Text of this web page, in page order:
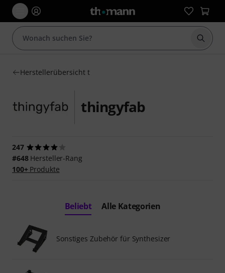
Suche
Herstellerübersicht t
thingyfab
247
#648Hersteller-Rang
100+Produkte
Beliebt Alle Kategorien
Sonstiges Zubehör für Synthesizer